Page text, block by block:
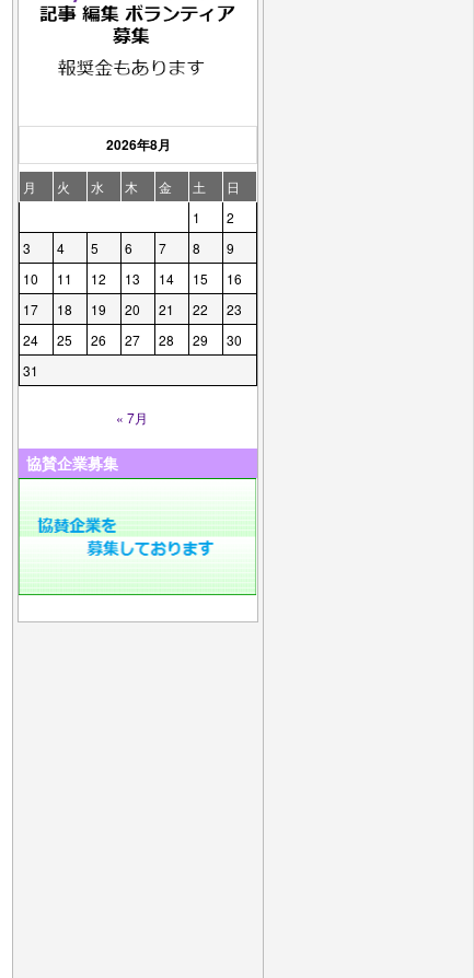
2026年8月
月 火 水 木 金 土
日
1
2
3
4 5 6 7 8
9
10
11 12 13 14 15
16
17
18 19 20 21 22
23
24
25 26 27 28 29
30
31
« 7月
協賛企業募集